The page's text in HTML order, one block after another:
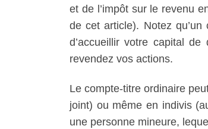
et de l’impôt sur le revenu
de cet article). Notez
d’accueillir votre capital
revendez vos actions.
Le compte-titre ordinaire
joint) ou même en indivis
une personne mineure,